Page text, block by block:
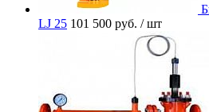
LJ 25 101 500 руб. / шт